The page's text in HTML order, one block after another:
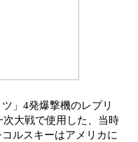
」4発爆撃機のレプリ
大戦で使用した、当時
ルスキーはアメリカに